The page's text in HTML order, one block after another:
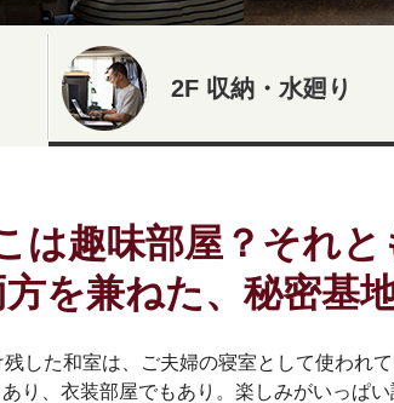
2F 収納・水廻り
は趣味部屋？それと
方を兼ねた、秘密基
した和室は、ご夫婦の寝室として使われ
り、衣装部屋でもあり。楽しみがいっぱ